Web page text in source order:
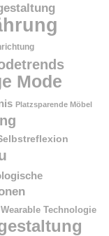
Mode
Platzsparende Möbel
Wearable Technologie